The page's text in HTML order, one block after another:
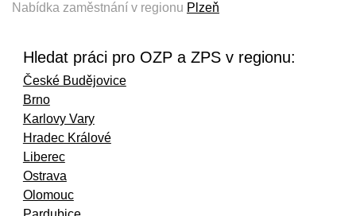
Nabídka zaměstnání v regionu Plzeň
Hledat práci pro OZP a ZPS v regionu:
České Budějovice
Brno
Karlovy Vary
Hradec Králové
Liberec
Ostrava
Olomouc